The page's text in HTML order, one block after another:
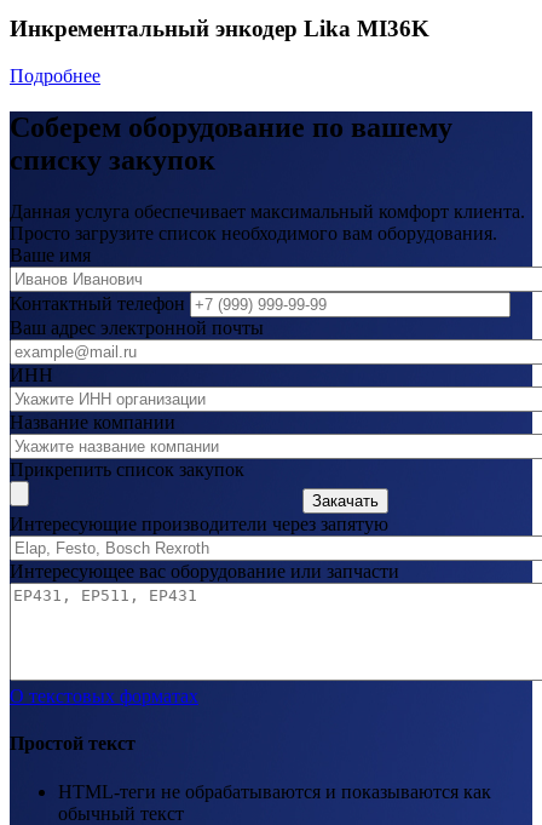
Инкрементальный энкодер Lika MI36K
Подробнее
Соберем оборудование по вашему
списку закупок
Данная услуга обеспечивает максимальный комфорт клиента.
Просто загрузите список необходимого вам оборудования.
Ваше имя
Контактный телефон
Ваш адрес электронной почты
ИНН
Название компании
Прикрепить список закупок
Закачать
Интересующие производители через запятую
Интересующее вас оборудование или запчасти
О текстовых форматах
Простой текст
HTML-теги не обрабатываются и показываются как
обычный текст